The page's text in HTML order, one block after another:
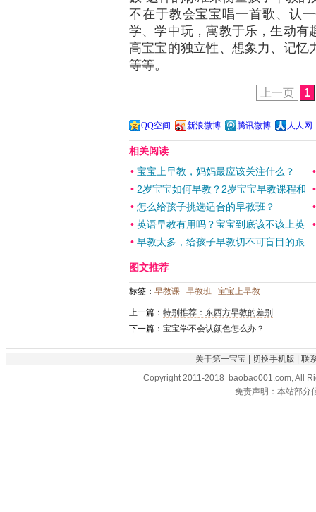
不在于教会宝宝唱一首歌、认
学、学中玩，寓教于乐，生动有
高宝宝的独立性、想象力、记忆
等等。
上一页 1
QQ空间 新浪微博 腾讯微博 人人网
相关阅读
• 宝宝上早教，妈妈最应该关注什么？
• 2岁宝宝如何早教？2岁宝宝早教课程和
• 怎么给孩子挑选适合的早教班？
• 英语早教有用吗？宝宝到底该不该上英
• 早教太多，给孩子早教切不可盲目的跟
图文推荐
标签： 早教课 早教班 宝宝上早教
上一篇： 特别推荐：东西方早教的差别
下一篇： 宝宝学不会认颜色怎么办？
关于第一宝宝 | 切换手机版 | 联
Copyright 2011-2018 baobao001.com, All
免责声明：本站部分